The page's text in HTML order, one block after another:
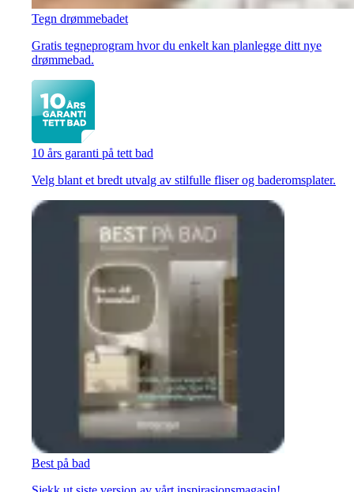
Tegn drømmebadet
Gratis tegneprogram hvor du enkelt kan planlegge ditt nye
drømmebad.
10 års garanti på tett bad
Velg blant et bredt utvalg av stilfulle fliser og baderomsplater.
Best på bad